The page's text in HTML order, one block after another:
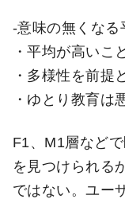
-意味の無くなる
・平均が高いこ
・多様性を前提
・ゆとり教育は
F1、M1層など
を見つけられる
ではない。ユー